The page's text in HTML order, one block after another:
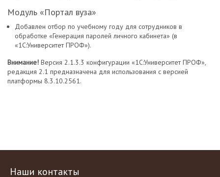
Модуль «Портал вуза»
Добавлен отбор по учебному году для сотрудников в
обработке «Генерация паролей личного кабинета» (в
«1С:Университет ПРОФ»).
Внимание! Версия 2.1.3.3 конфигурации «1С:Университет ПРОФ»,
редакция 2.1 предназначена для использования с версией
платформы 8.3.10.2561.
Наши контакты